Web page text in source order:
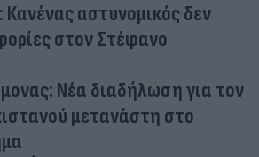
Κανένας αστυνομικός δεν
στον Στέφανο
Νέα διαδήλωση για τον
μετανάστη στο